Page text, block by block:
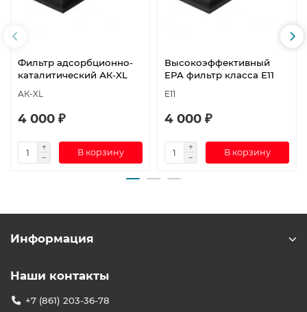
Фильтр адсорбционно-
каталитический АК-XL
АК-XL
4 000 ₽
В корзину
Высокоэффективный
EPA фильтр класса E11
E11
4 000 ₽
В корзину
Информация
Наши контакты
+7 (861) 203-36-78